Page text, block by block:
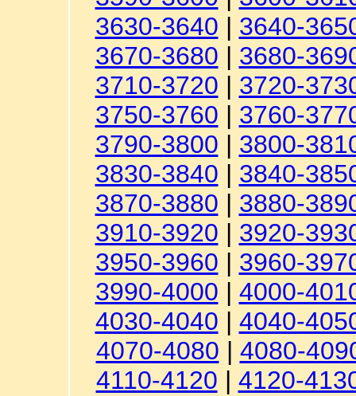
3630-3640 | 3640-
3670-3680 | 3680-
3710-3720 | 3720-
3750-3760 | 3760-
3790-3800 | 3800-
3830-3840 | 3840-
3870-3880 | 3880-
3910-3920 | 3920-
3950-3960 | 3960-
3990-4000 | 4000-
4030-4040 | 4040-
4070-4080 | 4080-
4110-4120 | 4120-